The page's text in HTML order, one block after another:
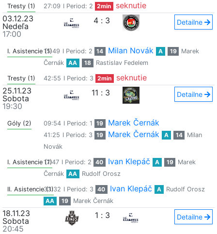
Tresty (1) 27:09 I Period: 2 2min
seknutie
03.12.23
Nedeľa
17:00
4 : 3 Detailne
I. Asistencie (1)15:49 I Period: 2 14 Milan Novák A 19
Marek
Černák
AA 18 Rastislav Fedelem
Tresty (1) 42:55 I Period: 3 2min
seknutie
25.11.23
Sobota
19:30
11 : 3 Detailne
Góly (2) 09:54 I Period: 1 19 Marek Černák
41:25 I Period: 3 19 Marek Černák A 14
Milan
Novák
I. Asistencie (1)
17:47 I Period: 2 40 Ivan Klepáč A 19
Marek
Černák
AA Rudolf Orosz
II. Asistencie (1)
33:32 I Period: 3 40 Ivan Klepáč A
Rudolf Orosz
AA
19 Marek Černák
18.11.23
Sobota
20:45
1 : 3 Detailne